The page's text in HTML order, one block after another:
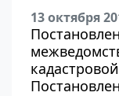
13 октября